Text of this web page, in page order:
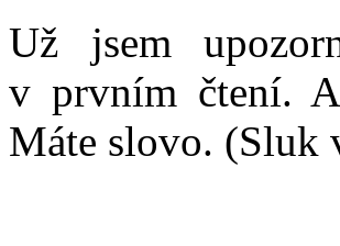
Už jsem
v prvním čtení.
Máte slovo. (Sluk